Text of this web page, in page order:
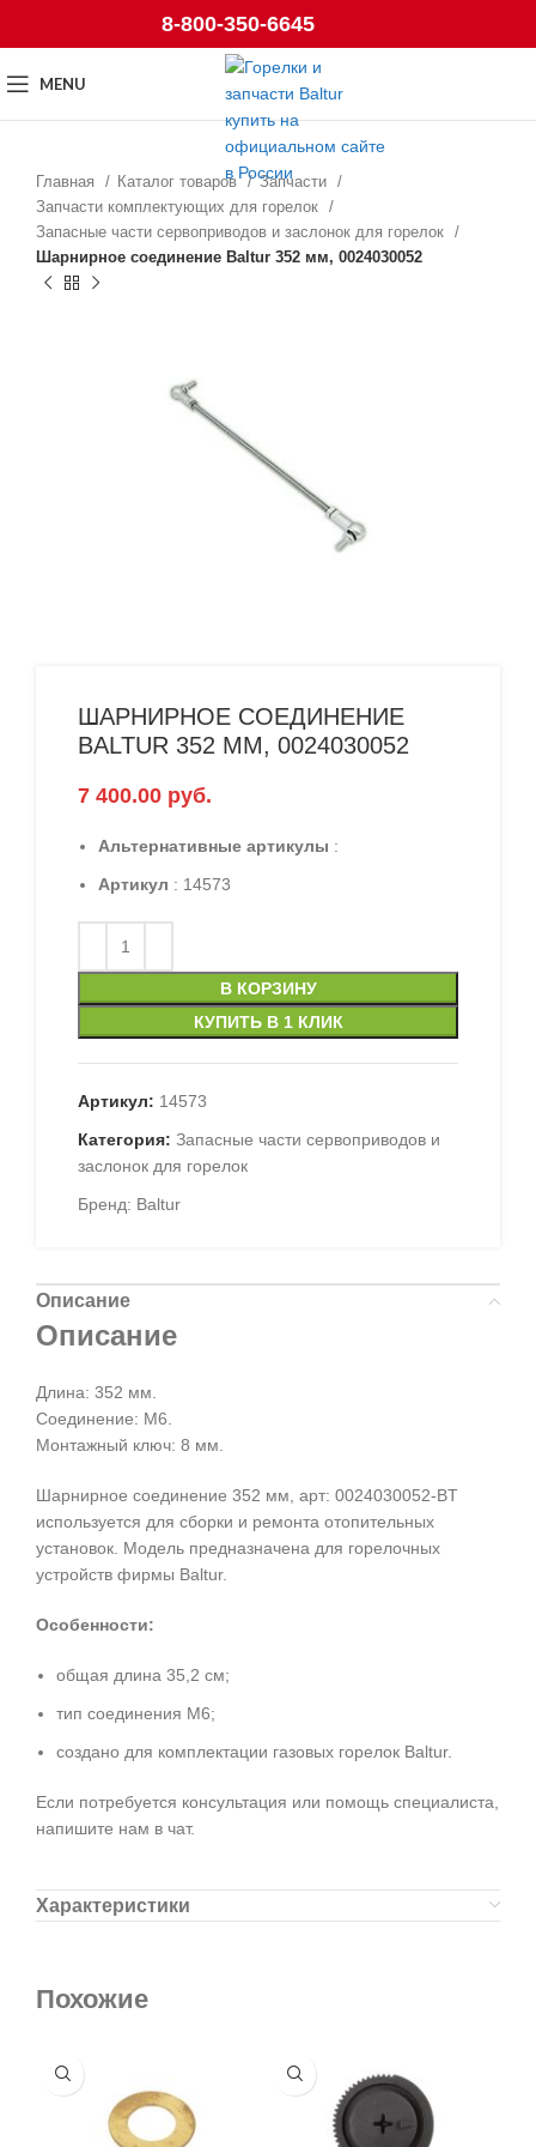
8-800-350-6645
MENU
Главная Каталог товаров
Запчасти
Запчасти комплектующих для горелок
Запасные части сервоприводов и заслонок для горелок
Шарнирное соединение Baltur 352 мм, 0024030052
ШАРНИРНОЕ СОЕДИНЕНИЕ
BALTUR 352 ММ, 0024030052
7 400.00 руб.
Альтернативные артикулы :
Артикул : 14573
В КОРЗИНУ
КУПИТЬ В 1 КЛИК
Артикул: 14573
Категория: Запасные части сервоприводов и
заслонок для горелок
Бренд: Baltur
Описание
Описание
Длина: 352 мм.
Соединение: M6.
Монтажный ключ: 8 мм.
Шарнирное соединение 352 мм, арт: 0024030052-BT
используется для сборки и ремонта отопительных
установок. Модель предназначена для горелочных
устройств фирмы Baltur.
Особенности:
общая длина 35,2 см;
тип соединения М6;
создано для комплектации газовых горелок Baltur.
Если потребуется консультация или помощь специалиста,
напишите нам в чат.
Характеристики
Похожие